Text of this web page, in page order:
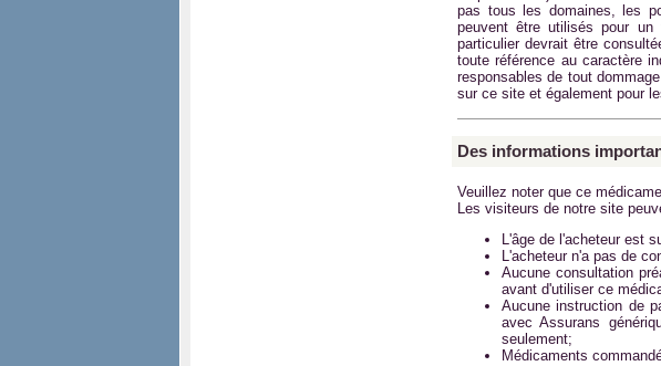
pas tous les domaines, les
peuvent être utilisés pour un
particulier devrait être
toute référence au caractère
responsables de tout
sur ce site et également pour
Des informations
Veuillez noter que ce
Les visiteurs de notre site
L'âge de l'acheteur est
L'acheteur n'a pas de
Aucune consultation
avant d'utiliser ce
Aucune instruction de
avecAssurans
seulement;
Médicaments